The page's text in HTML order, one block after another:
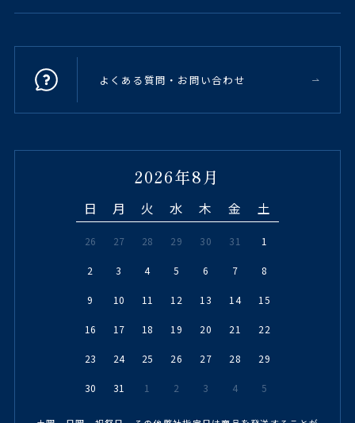
よくある質問・お問い合わせ
2026年8月
日 月 火 水 木 金 土
26 27 28 29 30 31 1
2 3 4 5 6 7 8
9 10 11 12 13 14 15
16 17 18 19 20 21 22
23 24 25 26 27 28 29
30 31 1 2 3 4 5